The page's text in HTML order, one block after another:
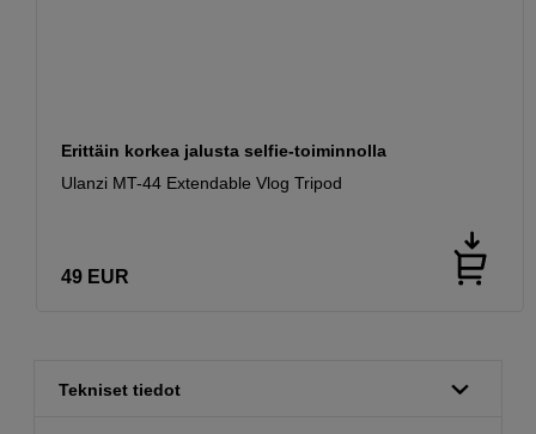
Erittäin korkea jalusta selfie-toiminnolla
Ulanzi MT-44 Extendable Vlog Tripod
49 EUR
Tekniset tiedot